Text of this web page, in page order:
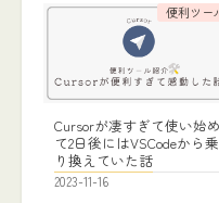
便利ツー
Cursorが凄すぎて使い始め
て2日後にはVSCodeから乗
り換えていた話
2023-11-16